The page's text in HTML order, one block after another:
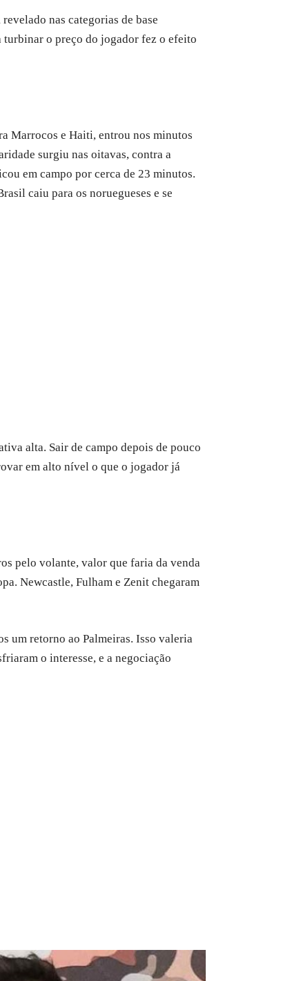
nas categorias de base
o preço do jogador fez o efeito
Marrocos e Haiti, entrou nos minutos
surgiu nas oitavas, contra a
em campo por cerca de 23 minutos.
caiu para os noruegueses e se
alta. Sair de campo depois de pouco
em alto nível o que o jogador já
pelo volante, valor que faria da venda
Newcastle, Fulham e Zenit chegaram
um retorno ao Palmeiras. Isso valeria
o interesse, e a negociação